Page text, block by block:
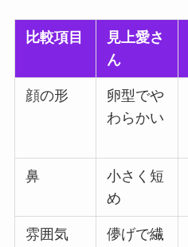
比較項目
見上愛さ
ん
顔の形
卵型でや
わらかい
鼻
小さく短
め
雰囲気
儚げで繊